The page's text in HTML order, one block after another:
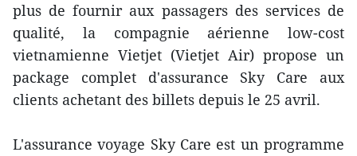
plus de fournir aux passagers des services de
qualité, la compagnie aérienne low-cost
vietnamienne Vietjet (Vietjet Air) propose un
package complet d'assurance Sky Care aux
clients achetant des billets depuis le 25 avril.
L'assurance voyage Sky Care est un programme